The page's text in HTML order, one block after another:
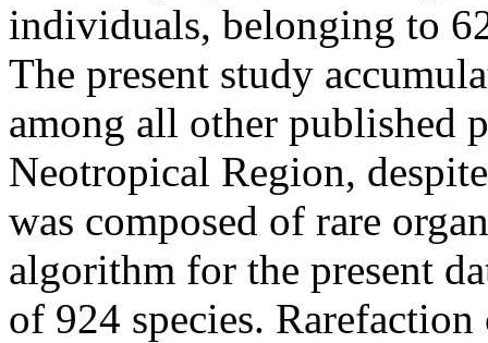
individuals, belonging to
The present study
among all other published
Neotropical Region,
was composed of rare
algorithm for the present
of 924 species.